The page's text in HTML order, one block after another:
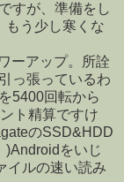
すが、準備をし
もう少し寒くな
ーアップ。所詮
っ張っているわ
5400回転から
ト精算ですけ
のSSD&HDD
)Androidをいじ
イルの速い読み